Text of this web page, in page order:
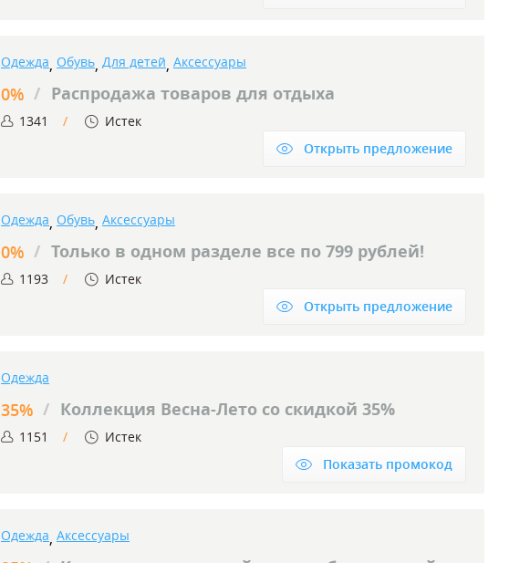
Одежда, Обувь, Для детей, Аксессуары
0% / Распродажа товаров для отдыха
1341
Истек
Открыть предложение
Одежда, Обувь, Аксессуары
0% / Только в одном разделе все по 799 рублей!
1193
Истек
Открыть предложение
Одежда
35% / Коллекция Весна-Лето со скидкой 35%
1151
Истек
Показать промокод
Одежда, Аксессуары